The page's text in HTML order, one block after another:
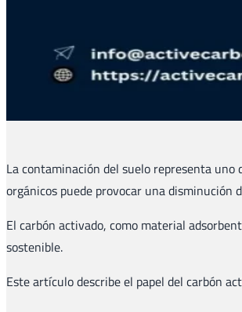
La contaminación del suelo representa
orgánicos puede provocar una disminución
El carbón activado, como material
sostenible.
Este artículo describe el papel del carbón